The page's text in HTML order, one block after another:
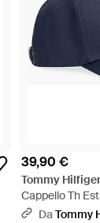
39,90 €
Tommy Hilfiger
Cappello Th
DaTommy